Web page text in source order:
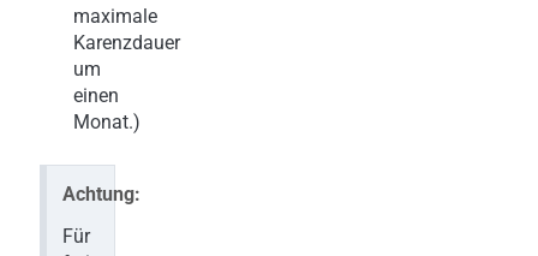
maximale
Karenzdauer
um
einen
Monat.)
Achtung:
Für